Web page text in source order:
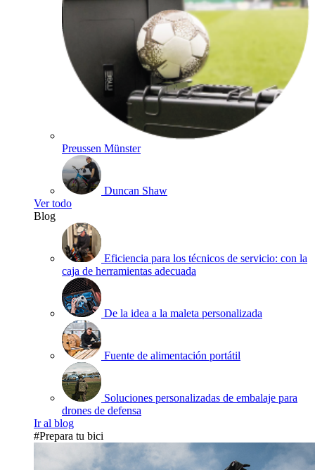
Preussen Münster
Duncan Shaw
Ver todo
Blog
Eficiencia para los técnicos de servicio: con la
caja de herramientas adecuada
De la idea a la maleta personalizada
Fuente de alimentación portátil
Soluciones personalizadas de embalaje para
drones de defensa
Ir al blog
#Prepara tu bici